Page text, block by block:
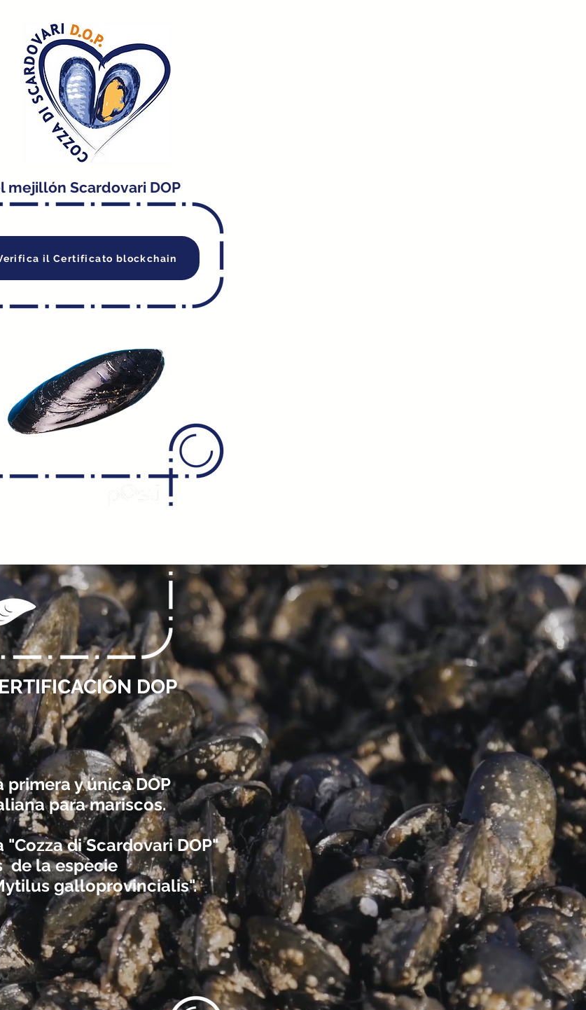
mejillón Scardovari DOP
il Certificato blockchain
DOP
primera y única DOP
para mariscos.
"Cozza di Scardovari DOP"
de la especie
galloprovincialis".